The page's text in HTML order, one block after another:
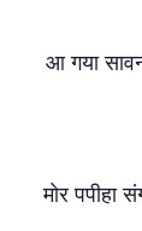
आ गया
मोर पपीहा